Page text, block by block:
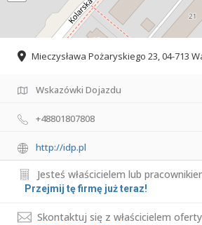
Mieczysława Pożaryskiego 23, 04-713
Wskazówki Dojazdu
+48801807808
http://idp.pl
Jesteś właścicielem lub
Przejmij tę firmę już teraz!
Skontaktuj się z właścicielem oferty